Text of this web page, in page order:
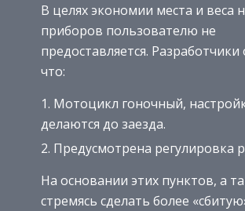
В целях экономии места и веса
приборов пользователю не
предоставляется.
что:
Мотоцикл гоночный,
делаются до заезда.
Предусмотрена регулировка
На основании этих пунктов, а
стремясь сделать более